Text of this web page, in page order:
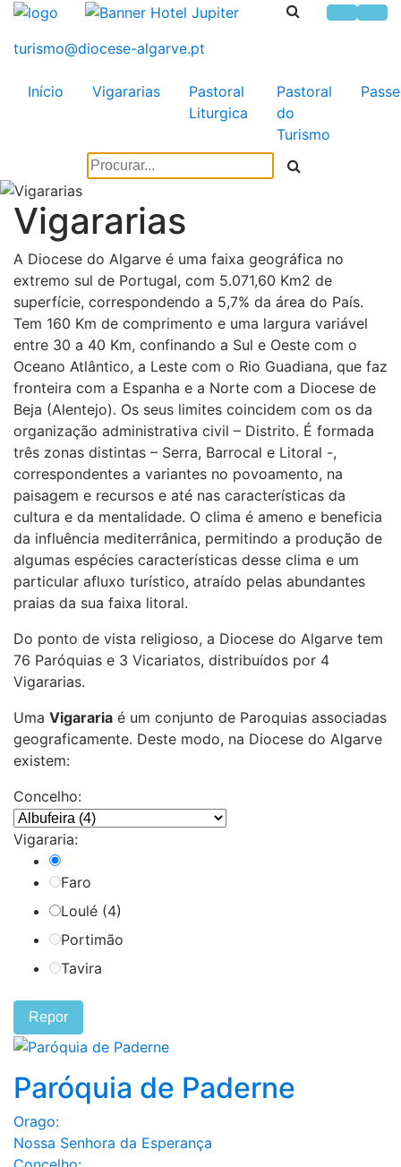
Início Vigararias
Pastoral
Liturgica
Pastoral
do
Turismo
Vigararias
A Diocese do Algarve é uma faixa geográfica no
extremo sul de Portugal, com 5.071,60 Km2 de
superfície, correspondendo a 5,7% da área do País.
Tem 160 Km de comprimento e uma largura variável
entre 30 a 40 Km, confinando a Sul e Oeste com o
Oceano Atlântico, a Leste com o Rio Guadiana, que faz
fronteira com a Espanha e a Norte com a Diocese de
Beja (Alentejo). Os seus limites coincidem com os da
organização administrativa civil – Distrito. É formada
três zonas distintas – Serra, Barrocal e Litoral -,
correspondentes a variantes no povoamento, na
paisagem e recursos e até nas características da
cultura e da mentalidade. O clima é ameno e beneficia
da influência mediterrânica, permitindo a produção de
algumas espécies características desse clima e um
particular afluxo turístico, atraído pelas abundantes
praias da sua faixa litoral.
Do ponto de vista religioso, a Diocese do Algarve tem
76 Paróquias e 3 Vicariatos, distribuídos por 4
Vigararias.
Uma Vigararia é um conjunto de Paroquias associadas
geograficamente. Deste modo, na Diocese do Algarve
existem:
Concelho:
Vigararia:
Faro
Loulé (4)
Portimão
Tavira
Repor
Paróquia de Paderne
Orago:
Nossa Senhora da Esperança